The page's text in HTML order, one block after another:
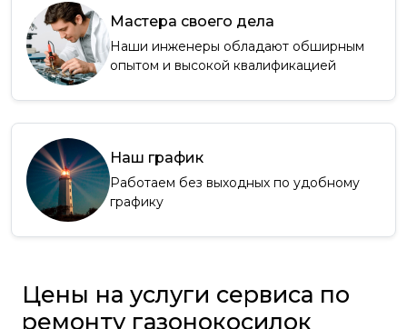
Мастера своего дела
Наши инженеры обладают обширным
опытом и высокой квалификацией
Наш график
Работаем без выходных по удобному
графику
Цены на услуги сервиса по
ремонту газонокосилок